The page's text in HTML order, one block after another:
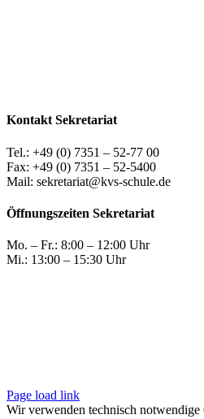
Kontakt Sekretariat
Tel.: +49 (0) 7351 – 52-77 00
Fax: +49 (0) 7351 – 52-5400
Mail: sekretariat@kvs-schule.de
Öffnungszeiten Sekretariat
Mo. – Fr.: 8:00 – 12:00 Uhr
Mi.: 13:00 – 15:30 Uhr
Page load link
Wir verwenden technisch